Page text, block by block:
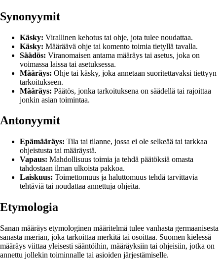
Synonyymit
Käsky: Virallinen kehotus tai ohje, jota tulee noudattaa.
Käsky: Määräävä ohje tai komento toimia tietyllä tavalla.
Säädös: Viranomaisen antama määräys tai asetus, joka on
voimassa laissa tai asetuksessa.
Määräys: Ohje tai käsky, joka annetaan suoritettavaksi tiettyyn
tarkoitukseen.
Määräys: Päätös, jonka tarkoituksena on säädellä tai rajoittaa
jonkin asian toimintaa.
Antonyymit
Epämääräys: Tila tai tilanne, jossa ei ole selkeää tai tarkkaa
ohjeistusta tai määräystä.
Vapaus: Mahdollisuus toimia ja tehdä päätöksiä omasta
tahdostaan ilman ulkoista pakkoa.
Laiskuus: Toimettomuus ja haluttomuus tehdä tarvittavia
tehtäviä tai noudattaa annettuja ohjeita.
Etymologia
Sanan määräys etymologinen määritelmä tulee vanhasta germaanisesta
sanasta mǣrian, joka tarkoittaa merkitä tai osoittaa. Suomen kielessä
määräys viittaa yleisesti sääntöihin, määräyksiin tai ohjeisiin, jotka on
annettu jollekin toiminnalle tai asioiden järjestämiselle.